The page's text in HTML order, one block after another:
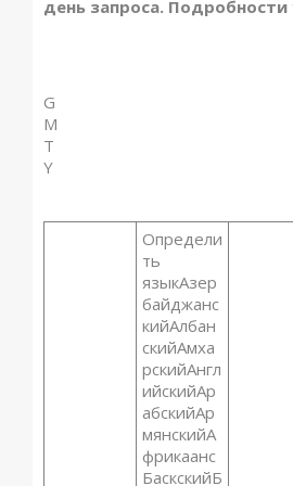
день запроса.
G
M
T
Y
Определи
ть
языкАзер
байджанс
кийАлбан
скийАмха
рскийАнгл
ийскийАр
абскийАр
мянскийА
фрикаанс
БаскскийБ